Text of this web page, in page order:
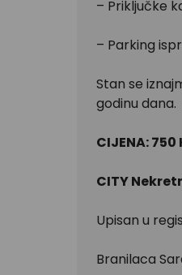
– Priključke
– Parking
Stan se
godinu dana.
CIJENA: 750
CITY
Upisan u
Branilaca